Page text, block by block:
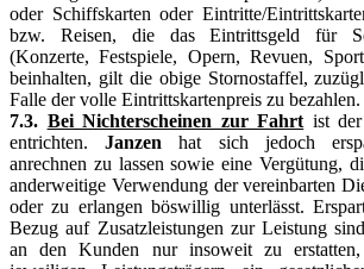
oder Schiffskarten oder Eintritte/
bzw. Reisen, die das Eintrittsgeld für
(Konzerte, Festspiele, Opern, Revuen,
beinhalten, gilt die obige Stornostaffel,
Falle der volle Eintrittskartenpreis zu bezahlen.
7.3. Bei Nichterscheinen zur Fahrt ist der
entrichten.Janzenhat sich jedoch
anrechnen zu lassen sowie eine Vergütung,
anderweitige Verwendung der vereinbarten
oder zu erlangen böswillig unterlässt.
Bezug auf Zusatzleistungen zur Leistung
an den Kunden nur insoweit zu